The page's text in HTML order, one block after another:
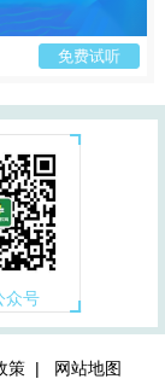
免费试听
众号
策 | 网站地图